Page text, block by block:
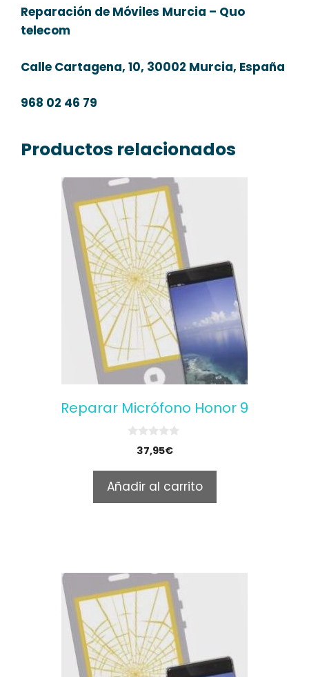
Reparación de Móviles Murcia – Quo
telecom
Calle Cartagena, 10, 30002 Murcia, España
968 02 46 79
Productos relacionados
Reparar Micrófono Honor 9
o
f
5
37,95€
Añadir al carrito